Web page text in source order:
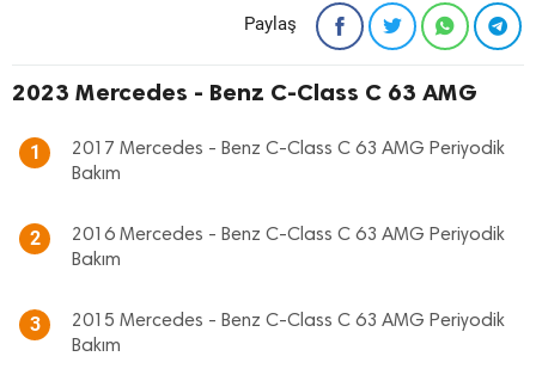
Paylaş
2023 Mercedes - Benz C-Class C 63 AMG
1
2017 Mercedes - Benz C-Class C 63 AMG Periyodik
Bakım
2
2016 Mercedes - Benz C-Class C 63 AMG Periyodik
Bakım
3
2015 Mercedes - Benz C-Class C 63 AMG Periyodik
Bakım